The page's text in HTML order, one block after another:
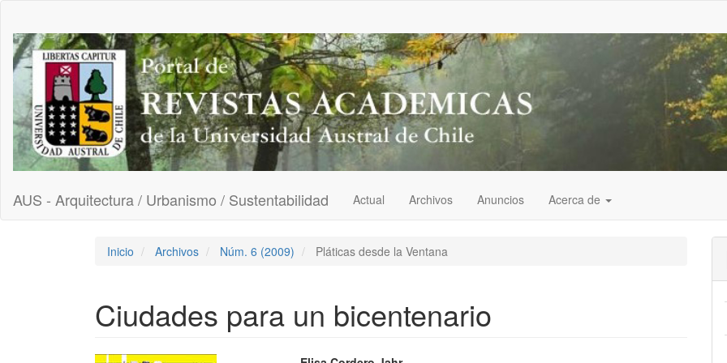
Contenido
principal
Barra
lateral
AUS - Arquitectura / Urbanismo / Sustentabilidad Actual Archivos Anuncios Acerca de
Inicio Archivos Núm. 6 (2009) Pláticas desde la Ventana
Ciudades para un bicentenario